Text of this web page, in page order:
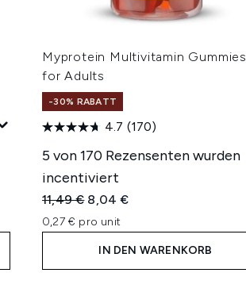
Myprotein Multivitamin Gummies
for Adults
-30% RABATT
4.7 (170)
5 von 170 Rezensenten wurden
incentiviert
Unverbindliche Preisempfehlung:
11,49 € Aktueller Preis:
8,04 €
0,27 € pro unit
IN DEN WARENKORB